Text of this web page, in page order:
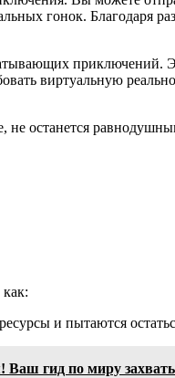
гонок. Благодаря
приключений.
виртуальную
не останется
и пытаются
гид по миру